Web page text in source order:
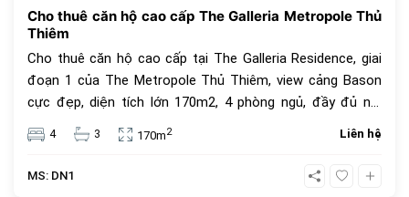
Cho thuê căn hộ cao cấp The Galleria Metropole Thủ
Thiêm
Cho thuê căn hộ cao cấp tại The Galleria Residence, giai
đoạn 1 của The Metropole Thủ Thiêm, view cảng Bason
cực đẹp, diện tích lớn 170m2, 4 phòng ngủ, đầy đủ nội
thất, khu an ninh cao, tiện ích tốt, hồ bơi đẹp, liền kề trung
tâm Quận 1. Giá thuê 160 triệu đồng mỗi tháng.
4 3 170m2 Liên hệ
MS: DN1